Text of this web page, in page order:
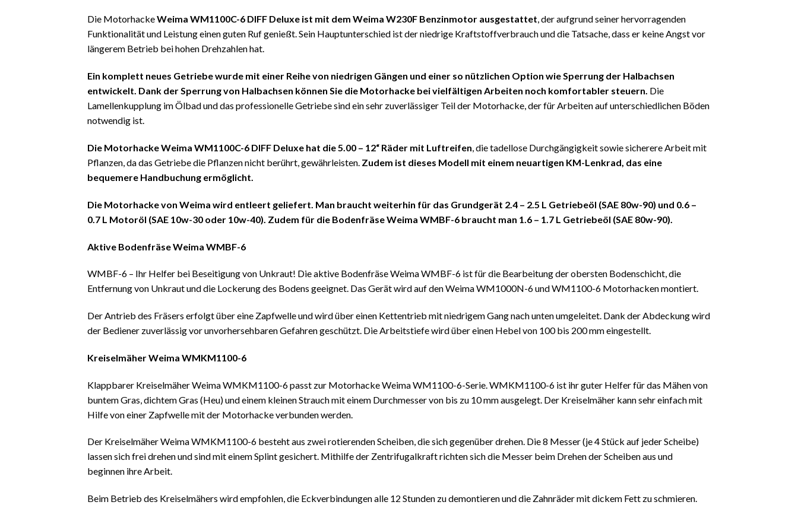
Die MotorhackeWeima WM1100C-6 DIFF Deluxe ist mit dem Weima W230F Benzinmotor ausgestattet, der aufgrund seiner hervorragenden
Funktionalität und Leistung einen guten Ruf genießt. Sein Hauptunterschied ist der niedrige Kraftstoffverbrauch und die Tatsache, dass er keine Angst vor
längerem Betrieb bei hohen Drehzahlen hat.
Ein komplett neues Getriebe wurde mit einer Reihe von niedrigen Gängen und einer so nützlichen Option wie Sperrung der Halbachsen
entwickelt. Dank der Sperrung von Halbachsen können Sie die Motorhacke bei vielfältigen Arbeiten noch komfortabler steuern. Die
Lamellenkupplung im Ölbad und das professionelle Getriebe sind ein sehr zuverlässiger Teil der Motorhacke, der für Arbeiten auf unterschiedlichen Böden
notwendig ist.
Die Motorhacke Weima WM1100C-6 DIFF Deluxe hat die 5.00 – 12“ Räder mit Luftreifen, die tadellose Durchgängigkeit sowie sicherere Arbeit mit
Pflanzen, da das Getriebe die Pflanzen nicht berührt, gewährleisten. Zudem ist dieses Modell mit einem neuartigen KM-Lenkrad, das eine
bequemere Handbuchung ermöglicht.
Die Motorhacke von Weima wird entleert geliefert. Man braucht weiterhin für das Grundgerät 2.4 – 2.5 L Getriebeöl (SAE 80w-90) und 0.6 –
0.7 L Motoröl (SAE 10w-30 oder 10w-40). Zudem für die Bodenfräse Weima WMBF-6 braucht man 1.6 – 1.7 L Getriebeöl (SAE 80w-90).
Aktive Bodenfräse Weima WMBF-6
WMBF-6 – Ihr Helfer bei Beseitigung von Unkraut! Die aktive Bodenfräse Weima WMBF-6 ist für die Bearbeitung der obersten Bodenschicht, die
Entfernung von Unkraut und die Lockerung des Bodens geeignet. Das Gerät wird auf den Weima WM1000N-6 und WM1100-6 Motorhacken montiert.
Der Antrieb des Fräsers erfolgt über eine Zapfwelle und wird über einen Kettentrieb mit niedrigem Gang nach unten umgeleitet. Dank der Abdeckung wird
der Bediener zuverlässig vor unvorhersehbaren Gefahren geschützt. Die Arbeitstiefe wird über einen Hebel von 100 bis 200 mm eingestellt.
Kreiselmäher Weima WMKM1100-6
Klappbarer Kreiselmäher Weima WMKM1100-6 passt zur Motorhacke Weima WM1100-6-Serie. WMKM1100-6 ist ihr guter Helfer für das Mähen von
buntem Gras, dichtem Gras (Heu) und einem kleinen Strauch mit einem Durchmesser von bis zu 10 mm ausgelegt. Der Kreiselmäher kann sehr einfach mit
Hilfe von einer Zapfwelle mit der Motorhacke verbunden werden.
Der Kreiselmäher Weima WMKM1100-6 besteht aus zwei rotierenden Scheiben, die sich gegenüber drehen. Die 8 Messer (je 4 Stück auf jeder Scheibe)
lassen sich frei drehen und sind mit einem Splint gesichert. Mithilfe der Zentrifugalkraft richten sich die Messer beim Drehen der Scheiben aus und
beginnen ihre Arbeit.
Beim Betrieb des Kreiselmähers wird empfohlen, die Eckverbindungen alle 12 Stunden zu demontieren und die Zahnräder mit dickem Fett zu schmieren.